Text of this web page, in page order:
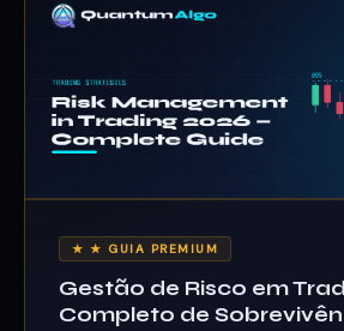
★ ★ GUIA PREMIUM
Gestão de Risco em
Completo de